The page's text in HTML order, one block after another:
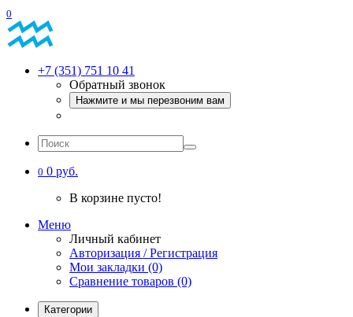
0
+7 (351) 751 10 41
Обратный звонок
Нажмите и мы перезвоним вам
0 0 руб.
В корзине пусто!
Меню
Личный кабинет
Авторизация / Регистрация
Мои закладки (0)
Сравнение товаров (0)
Категории